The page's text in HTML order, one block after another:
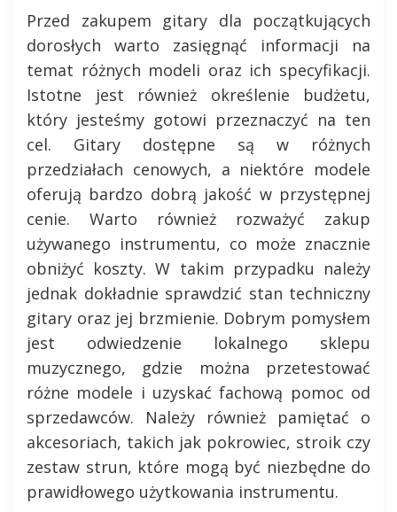
Przed zakupem gitary dla początkujących
dorosłych warto zasięgnąć informacji na
temat różnych modeli oraz ich specyfikacji.
Istotne jest również określenie budżetu,
który jesteśmy gotowi przeznaczyć na ten
cel. Gitary dostępne są w różnych
przedziałach cenowych, a niektóre modele
oferują bardzo dobrą jakość w przystępnej
cenie. Warto również rozważyć zakup
używanego instrumentu, co może znacznie
obniżyć koszty. W takim przypadku należy
jednak dokładnie sprawdzić stan techniczny
gitary oraz jej brzmienie. Dobrym pomysłem
jest odwiedzenie lokalnego sklepu
muzycznego, gdzie można przetestować
różne modele i uzyskać fachową pomoc od
sprzedawców. Należy również pamiętać o
akcesoriach, takich jak pokrowiec, stroik czy
zestaw strun, które mogą być niezbędne do
prawidłowego użytkowania instrumentu.